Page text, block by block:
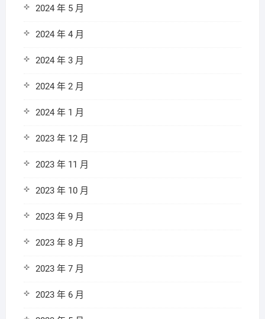
2024 年 5 月
2024 年 4 月
2024 年 3 月
2024 年 2 月
2024 年 1 月
2023 年 12 月
2023 年 11 月
2023 年 10 月
2023 年 9 月
2023 年 8 月
2023 年 7 月
2023 年 6 月